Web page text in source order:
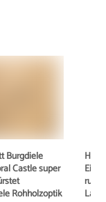
Burgdiele
Castle super
Rohholzoptik